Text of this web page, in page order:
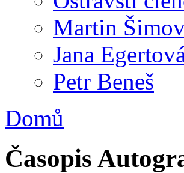
Martin
Jana
Petr Beneš
Domů
Časopis